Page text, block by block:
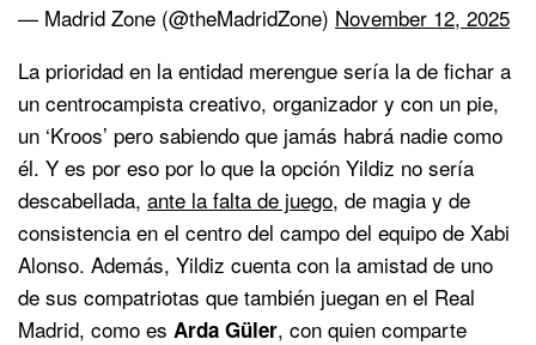
— Madrid Zone (@theMadridZone) November 12, 2025
La prioridad en la entidad merengue sería la de fichar a
un centrocampista creativo, organizador y con un pie,
un ‘Kroos’ pero sabiendo que jamás habrá nadie como
él. Y es por eso por lo que la opción Yildiz no sería
descabellada, ante la falta de juego, de magia y de
consistencia en el centro del campo del equipo de Xabi
Alonso. Además, Yildiz cuenta con la amistad de uno
de sus compatriotas que también juegan en el Real
Madrid, como es Arda Güler, con quien comparte